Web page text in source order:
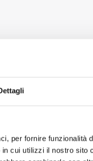
per fornire funzionalità
cui utilizzi il nostro sito
Hotspur